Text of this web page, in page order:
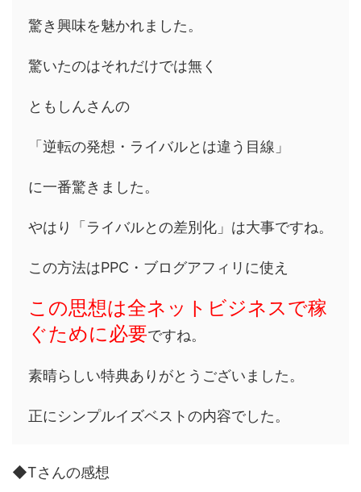
驚き興味を魅かれました。
驚いたのはそれだけでは無く
ともしんさんの
「逆転の発想・ライバルとは違う目線」
に一番驚きました。
やはり「ライバルとの差別化」は大事ですね。
この方法はPPC・ブログアフィリに使え
この思想は全ネットビジネスで稼
ぐために必要ですね。
素晴らしい特典ありがとうございました。
正にシンプルイズベストの内容でした。
◆Tさんの感想